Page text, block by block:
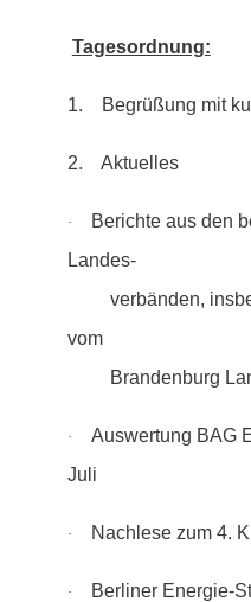
Tagesordnung:
1. Begrüßung mit k
2. Aktuelles
·
Berichte aus den
Landes-
verbänden,
vom
Brandenburg
·
Auswertung BAG
Juli
· Nachlese zum 4.
·
Berliner Energie-